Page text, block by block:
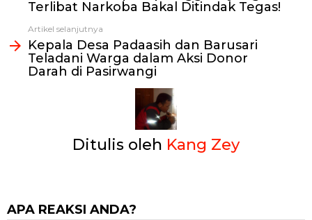
Terlibat Narkoba Bakal Ditindak Tegas!
Artikel selanjutnya
Kepala Desa Padaasih dan Barusari
Teladani Warga dalam Aksi Donor
Darah di Pasirwangi
Ditulis oleh Kang Zey
APA REAKSI ANDA?